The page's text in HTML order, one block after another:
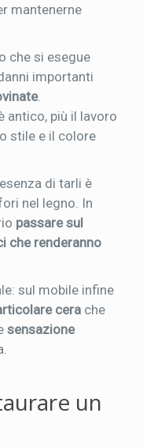
mantenerne
che si esegue
importanti
.
antico, più il lavoro
stile e il colore
di tarli è
nel legno. In
passare sul
che renderanno
sul mobile infine
cerache
sensazione
un